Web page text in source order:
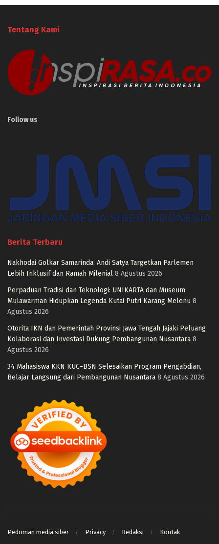
Tentang Kami
Follow us
Berita Terbaru
Nakhodai Golkar Samarinda: Andi Satya Targetkan Parlemen
Lebih Inklusif dan Ramah Milenial 8 Agustus 2026
Perpaduan Tradisi dan Teknologi: UNIKARTA dan Museum
Mulawarman Hidupkan Legenda Kutai Putri Karang Melenu 8
Agustus 2026
Otorita IKN dan Pemerintah Provinsi Jawa Tengah Jajaki Peluang
Kolaborasi dan Investasi Dukung Pembangunan Nusantara 8
Agustus 2026
34 Mahasiswa KKN KUC–BSN Selesaikan Program Pengabdian,
Belajar Langsung dari Pembangunan Nusantara 8 Agustus 2026
Pedoman media siber Privacy Redaksi Kontak